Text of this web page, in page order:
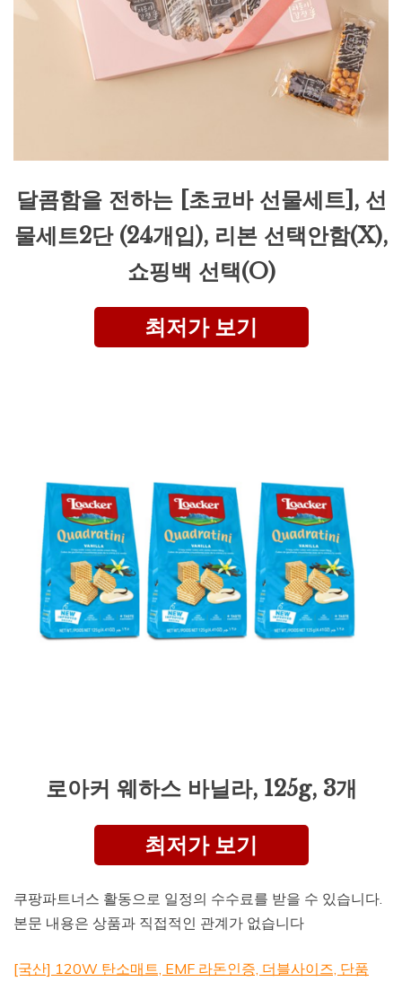
달콤함을 전하는 [초코바 선물세트], 선
물세트2단 (24개입), 리본 선택안함(X),
쇼핑백 선택(O)
최저가 보기
로아커 웨하스 바닐라, 125g, 3개
최저가 보기
쿠팡파트너스 활동으로 일정의 수수료를 받을 수 있습니다.
본문 내용은 상품과 직접적인 관계가 없습니다
[국산] 120W 탄소매트, EMF 라돈인증, 더블사이즈, 단품